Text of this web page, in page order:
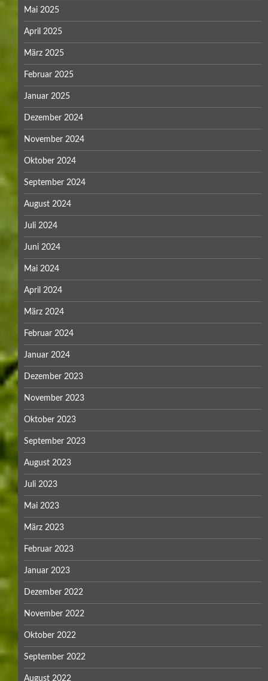
Mai 2025
April 2025
März 2025
Februar 2025
Januar 2025
Dezember 2024
November 2024
Oktober 2024
September 2024
August 2024
Juli 2024
Juni 2024
Mai 2024
April 2024
März 2024
Februar 2024
Januar 2024
Dezember 2023
November 2023
Oktober 2023
September 2023
August 2023
Juli 2023
Mai 2023
März 2023
Februar 2023
Januar 2023
Dezember 2022
November 2022
Oktober 2022
September 2022
August 2022